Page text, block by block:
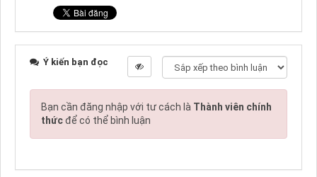
Ý kiến bạn đọc
Bạn cần đăng nhập với tư cách là Thành viên chính
thứcđể có thể bình luận